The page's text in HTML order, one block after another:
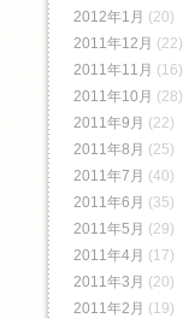
2012年1月 (20)
2011年12月 (22)
2011年11月 (16)
2011年10月 (28)
2011年9月 (22)
2011年8月 (25)
2011年7月 (40)
2011年6月 (35)
2011年5月 (29)
2011年4月 (17)
2011年3月 (20)
2011年2月 (19)